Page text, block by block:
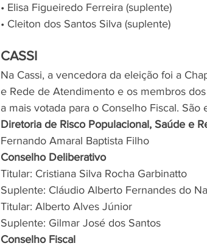
• Elisa Figueiredo Ferreira (suplente)
• Cleiton dos Santos Silva (suplente)
CASSI
Na Cassi, a vencedora da eleição foi a
e Rede de Atendimento e os membros
a mais votada para o Conselho Fiscal. São
Diretoria de Risco Populacional, Saúde e
Fernando Amaral Baptista Filho
Conselho Deliberativo
Titular: Cristiana Silva Rocha Garbinatto
Suplente: Cláudio Alberto Fernandes do
Titular: Alberto Alves Júnior
Suplente: Gilmar José dos Santos
Conselho Fiscal